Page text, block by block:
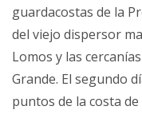
guardacostas de la
del viejo dispersor
Lomos y las
Grande. El segundo
puntos de la costa